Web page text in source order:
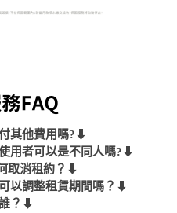
其他費用嗎?⬇︎
用者可以是不同人嗎?⬇︎
取消租約？ ⬇︎
以調整租賃期間嗎？ ⬇︎
？ ⬇︎